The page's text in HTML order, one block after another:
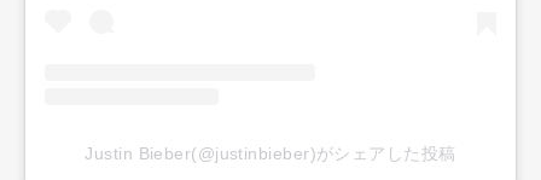
Justin Bieber(@justinbieber)がシェアした投稿